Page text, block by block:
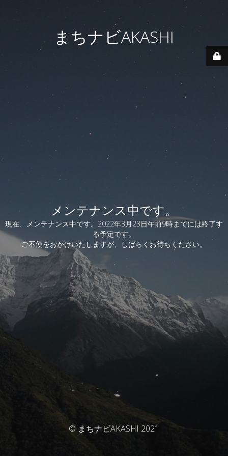
まちナビAKASHI
メンテナンス中です。
現在、メンテナンス中です。2022年3月23日午前9時までには終了す
る予定です。
ご不便をおかけいたしますが、しばらくお待ちください。
© まちナビAKASHI 2021